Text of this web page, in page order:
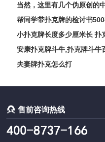
当然，这里有几个伪原创的
魔力：精通它们背后的玄机
胜秘诀3. 解锁三张扑克的无
帮同学带扑克牌的检讨书
小扑克牌长度多少厘米长 扑
安康扑克牌斗牛,扑克牌斗牛
夫妻牌扑克怎么打
售前咨询热线